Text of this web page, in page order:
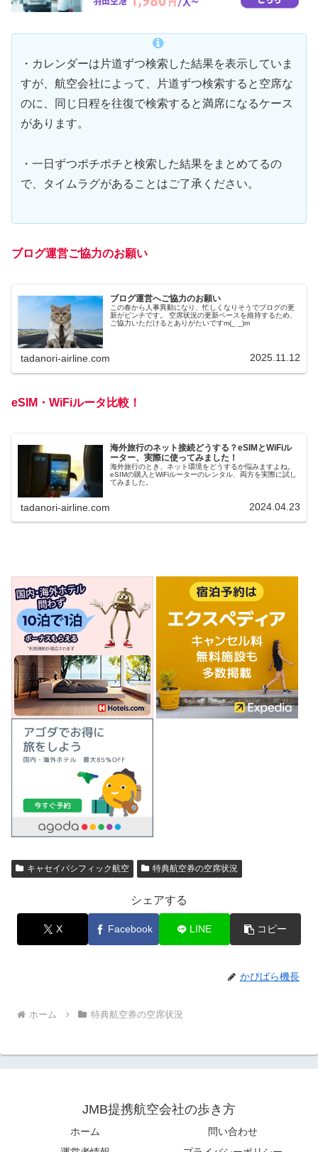
・カレンダーは片道ずつ検索した結果を表示していま
すが、航空会社によって、片道ずつ検索すると空席な
のに、同じ日程を往復で検索すると満席になるケース
があります。
・一日ずつポチポチと検索した結果をまとめてるの
で、タイムラグがあることはご了承ください。
ブログ運営ご協力のお願い
ブログ運営へご協力のお願い
この春から人事異動になり、忙しくなりそうでブログの更
新がピンチです。 空席状況の更新ペースを維持するため、
ご協力いただけるとありがたいですm(_ _)m
tadanori-airline.com 2025.11.12
eSIM・WiFiルータ比較！
海外旅行のネット接続どうする？eSIMとWiFiル
ーター、実際に使ってみました！
海外旅行のとき、ネット環境をどうするか悩みますよね。
eSIMの購入とWiFiルーターのレンタル、両方を実際に試し
てみました。
tadanori-airline.com 2024.04.23
キャセイパシフィック航空 特典航空券の空席状況
シェアする
X Facebook LINE コピー
かぴばら機長
ホーム 特典航空券の空席状況
JMB提携航空会社の歩き方
ホーム
問い合わせ